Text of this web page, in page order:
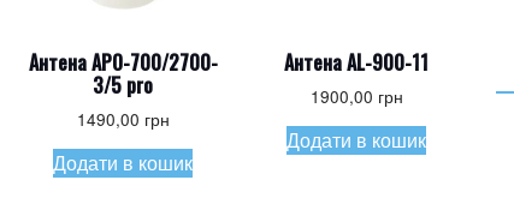
Антена APO-700/2700-
3/5 pro
1490,00 грн
Додати в кошик
Антена AL-900-11
1900,00 грн
Додати в кошик